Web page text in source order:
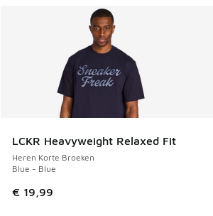
LCKR Heavyweight Relaxed Fit
Heren Korte Broeken
Blue - Blue
€ 19,99